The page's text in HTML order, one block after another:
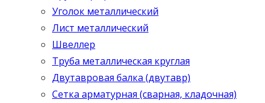
Уголок металлический
Лист металлический
Швеллер
Труба металлическая круглая
Двутавровая балка (двутавр)
Сетка арматурная (сварная, кладочная)